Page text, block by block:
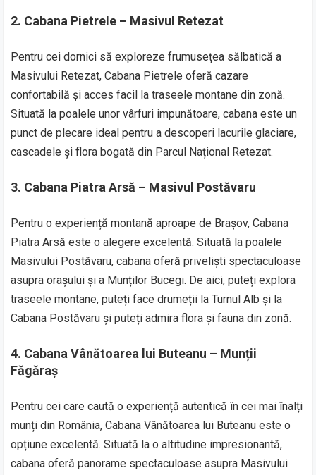
2. Cabana Pietrele – Masivul Retezat
Pentru cei dornici să exploreze frumusețea sălbatică a
Masivului Retezat, Cabana Pietrele oferă cazare
confortabilă și acces facil la traseele montane din zonă.
Situată la poalele unor vârfuri impunătoare, cabana este un
punct de plecare ideal pentru a descoperi lacurile glaciare,
cascadele și flora bogată din Parcul Național Retezat.
3. Cabana Piatra Arsă – Masivul Postăvaru
Pentru o experiență montană aproape de Brașov, Cabana
Piatra Arsă este o alegere excelentă. Situată la poalele
Masivului Postăvaru, cabana oferă priveliști spectaculoase
asupra orașului și a Munților Bucegi. De aici, puteți explora
traseele montane, puteți face drumeții la Turnul Alb și la
Cabana Postăvaru și puteți admira flora și fauna din zonă.
4. Cabana Vânătoarea lui Buteanu – Munții
Făgăraș
Pentru cei care caută o experiență autentică în cei mai înalți
munți din România, Cabana Vânătoarea lui Buteanu este o
opțiune excelentă. Situată la o altitudine impresionantă,
cabana oferă panorame spectaculoase asupra Masivului